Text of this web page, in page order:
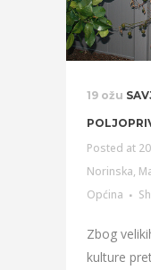
19 ožu
Posted at
Norinska,
Općina
Zbog
kulture